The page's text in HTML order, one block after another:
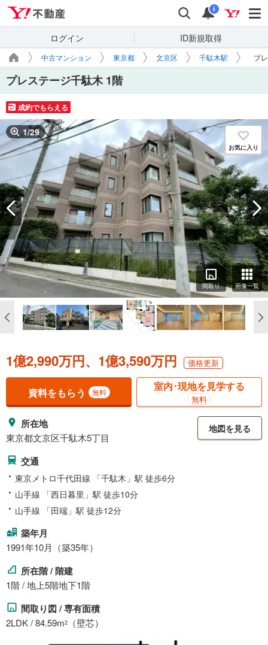
検索 通知
i
ログイン ID新規取得
中古マンション 東京都 文京区 千駄木駅 プ
プレステージ千駄木 1階
成約でもらえる
1/29
お気に入り
間取り 画像一覧
1億2,990万円、1億3,590万円 価格更新
資料をもらう 無料 室内･現地を見学する
無料
所在地
東京都文京区千駄木5丁目
地図を見る
交通
東京メトロ千代田線 「千駄木」駅 徒歩6分
山手線 「西日暮里」駅 徒歩10分
山手線 「田端」駅 徒歩12分
築年月
1991年10月（築35年）
所在階 / 階建
1階 / 地上5階地下1階
間取り図 / 専有面積
2LDK / 84.59m2 （壁芯）